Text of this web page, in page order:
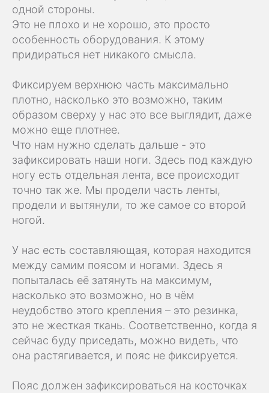
одной стороны.
Это не плохо и не хорошо, это просто
особенность оборудования. К этому
придираться нет никакого смысла.
Фиксируем верхнюю часть максимально
плотно, насколько это возможно, таким
образом сверху у нас это все выглядит, даже
можно еще плотнее.
Что нам нужно сделать дальше - это
зафиксировать наши ноги. Здесь под каждую
ногу есть отдельная лента, все происходит
точно так же. Мы продели часть ленты,
продели и вытянули, то же самое со второй
ногой.
У нас есть составляющая, которая находится
между самим поясом и ногами. Здесь я
попыталась её затянуть на максимум,
насколько это возможно, но в чём
неудобство этого крепления – это резинка,
это не жесткая ткань. Соответственно, когда я
сейчас буду приседать, можно видеть, что
она растягивается, и пояс не фиксируется.
Пояс должен зафиксироваться на косточках